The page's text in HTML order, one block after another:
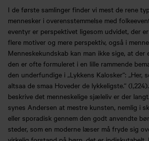
I de første samlinger finder vi mest de rene
mennesker i overensstemmelse med
eventyr er perspektivet ligesom udvidet, der
flere motiver og mere perspektiv, også i
Menneskekundskab kan man ikke sige, at der
den er ofte formuleret i en lille rammende
den underfundige i „Lykkens Kalosker“: „Her,
altsaa de smaa Hoveder de lykkeligste.“
beskrive det menneskelige sjæleliv er der
synes Andersen at mestre kunsten, nemlig i
eller sporadisk gennem den godt anvendte
steder, som en moderne læser må fryde sig